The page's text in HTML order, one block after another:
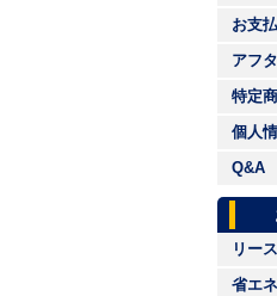
お支
アフ
特定
個人
Q&A
リー
省エ